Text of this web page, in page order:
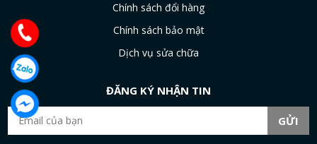
Chính sách đổi hàng
Chính sách bảo mật
Dịch vụ sửa chữa
ĐĂNG KÝ NHẬN TIN